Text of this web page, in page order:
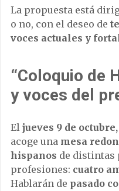
La propuesta está
o no, con el deseo de
voces actuales y
“Coloquio de
y voces del
El jueves 9 de
acoge una mesa
hispanos de distintas
profesiones: cuatro
Hablarán de pasado